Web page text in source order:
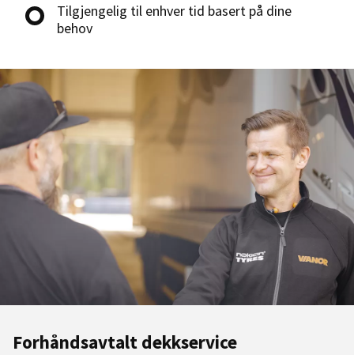
Tilgjengelig til enhver tid basert på dine
behov
Forhåndsavtalt dekkservice